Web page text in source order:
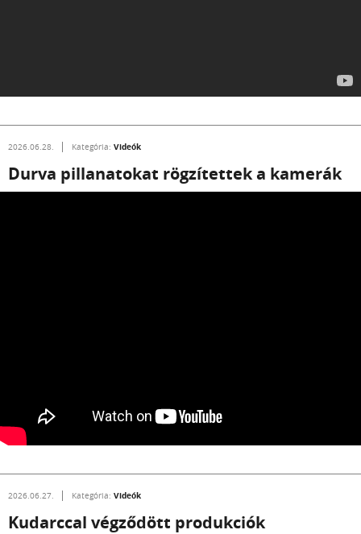
2026.06.28. Kategória: Videók
Durva pillanatokat rögzítettek a kamerák
2026.06.27. Kategória: Videók
Kudarccal végződött produkciók